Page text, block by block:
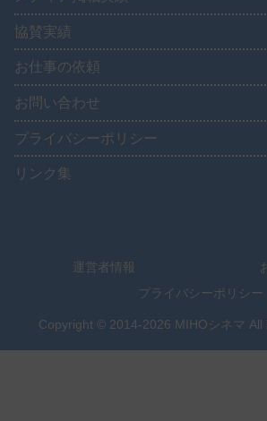
協賛実績
お仕事の依頼
お問い合わせ
プライバシーポリシー
リンク集
運営者情報
プライバシーポリシー
Copyright © 2014-2026 MIHOシネマ All